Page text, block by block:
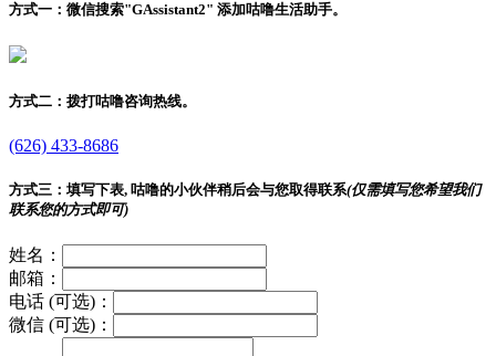
方式一： 微信搜索"GAssistant2" 添加咕噜生活助手。
方式二： 拨打咕噜咨询热线。
(626) 433-8686
方式三： 填写下表, 咕噜的小伙伴稍后会与您取得联系(仅需填写您希望我们
联系您的方式即可)
姓名：
邮箱：
电话 (可选)：
微信 (可选)：